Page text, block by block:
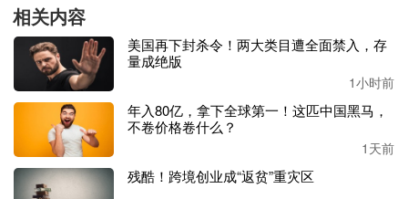
利润增速不低于10%；第二个归属期50%，以2024年为基
数，2026年营收或扣非净利润增速不低于20%。如果本次激
励在2025年三季报公告后授出，则考核期为2026- 2027年，2
027年考核目标为，以
24年为基数，营收或扣非净利润增
速不低于30%。
温和，情况划分为
S、A+、A、B、C五个档次，激励对象在
相关内容
美国再下封杀令！两大类目遭全面禁入，存
量成绝版
1小时前
年入80亿，拿下全球第一！这匹中国黑马，
不卷价格卷什么？
1天前
残酷！跨境创业成“返贫”重灾区